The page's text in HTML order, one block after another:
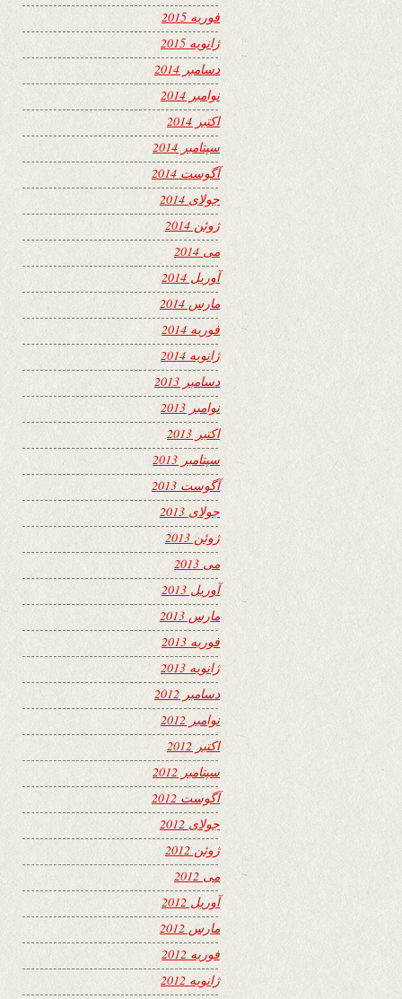
فوریه 2015
ژانویه 2015
دسامبر 2014
نوامبر 2014
اکتبر 2014
سپتامبر 2014
آگوست 2014
جولای 2014
ژوئن 2014
می 2014
آوریل 2014
مارس 2014
فوریه 2014
ژانویه 2014
دسامبر 2013
نوامبر 2013
اکتبر 2013
سپتامبر 2013
آگوست 2013
جولای 2013
ژوئن 2013
می 2013
آوریل 2013
مارس 2013
فوریه 2013
ژانویه 2013
دسامبر 2012
نوامبر 2012
اکتبر 2012
سپتامبر 2012
آگوست 2012
جولای 2012
ژوئن 2012
می 2012
آوریل 2012
مارس 2012
فوریه 2012
ژانویه 2012